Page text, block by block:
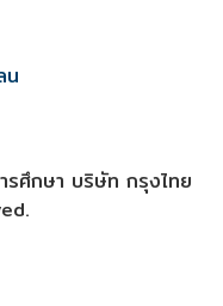
น
ศึกษา บริษัท กรุงไทย